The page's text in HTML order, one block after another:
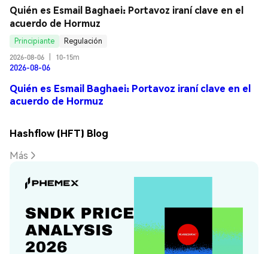
Quién es Esmail Baghaei: Portavoz iraní clave en el
acuerdo de Hormuz
Principiante
Regulación
2026-08-06
10-15m
2026-08-06
Quién es Esmail Baghaei: Portavoz iraní clave en el
acuerdo de Hormuz
Hashflow (HFT) Blog
Más